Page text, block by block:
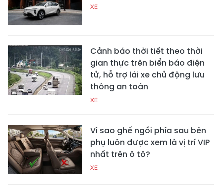
XE
Cảnh báo thời tiết theo thời
gian thực trên biển báo điện
tử, hỗ trợ lái xe chủ động lưu
thông an toàn
XE
Vì sao ghế ngồi phía sau bên
phụ luôn được xem là vị trí VIP
nhất trên ô tô?
XE